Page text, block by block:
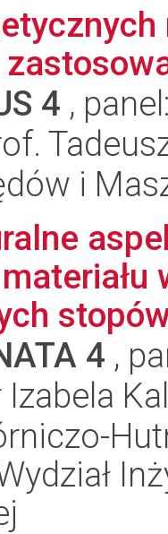
4 ,
i
4 ,